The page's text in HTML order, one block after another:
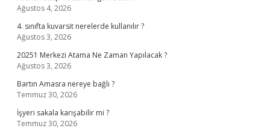
Ağustos 4, 2026
4. sınıfta kuvarsit nerelerde kullanılır ?
Ağustos 3, 2026
20251 Merkezi Atama Ne Zaman Yapılacak ?
Ağustos 3, 2026
Bartın Amasra nereye bağlı ?
Temmuz 30, 2026
İşyeri sakala karışabilir mi ?
Temmuz 30, 2026